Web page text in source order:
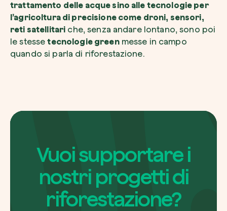
trattamento delle acque sino alle tecnologie per
l’agricoltura di precisione come droni, sensori,
reti satellitari che, senza andare lontano, sono poi
le stessetecnologie greenmesse in campo
quando si parla di riforestazione.
Vuoi supportare i
nostri progetti di
riforestazione?
Esplora la mappa
Guarda i tuoi alberi crescere dallo spazio
tecnologia satellitare.